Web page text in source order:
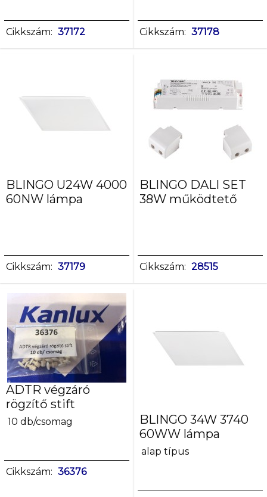
Cikkszám: 37172 Cikkszám: 37178
BLINGO U24W 4000
60NW lámpa
Cikkszám: 37179
BLINGO DALI SET
38W működtető
Cikkszám: 28515
ADTR végzáró
rögzítő stift
10 db/csomag
Cikkszám: 36376
BLINGO 34W 3740
60WW lámpa
alap típus